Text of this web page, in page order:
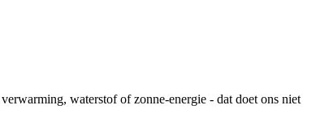
waterstof of zonne-energie - dat doet ons niet